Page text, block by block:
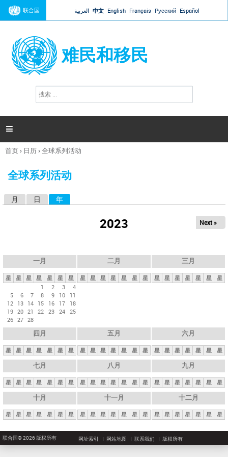
Jump to navigation
联合国 العربية 中文 English Français Русский Español
难民和移民
搜
索

你
这
首页› 日历›全球系列活动
全球系列活动
月 日 年
2023 Next »
一月
星 星 星 星 星 星
星
1
2 3
4
5
6 7 8 9 10
11
12 13 14 15 16 17
18
19 20 21 22 23 24 25
26 27 28
二月
星 星 星 星 星 星 星
三月
星 星 星 星 星 星 星
四月
星 星 星 星 星 星 星
五月
星 星 星 星 星 星 星
六月
星 星 星 星 星 星 星
七月
星 星 星 星 星 星 星
八月
星 星 星 星 星 星 星
九月
星 星 星 星 星 星 星
十月
星 星 星 星 星 星 星
十一月
星 星 星 星 星 星 星
十二月
星 星 星 星 星 星 星
联合国© 2026 版权所有 网址索引 网站地图 联系我们 版权所有